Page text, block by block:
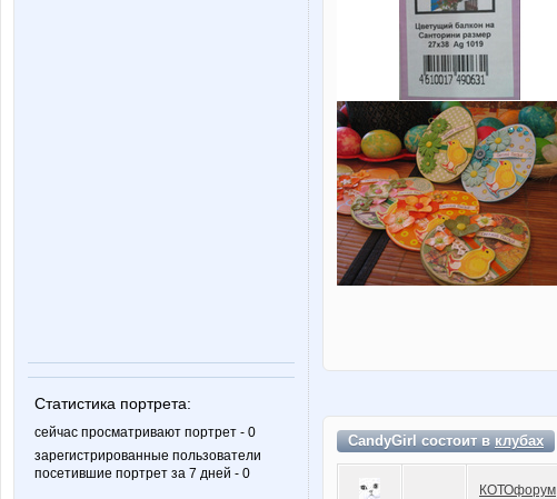
Статистика портрета:
сейчас просматривают портрет - 0
зарегистрированные пользователи
посетившие портрет за 7 дней - 0
CandyGirl состоит вклубах
КОТОфорум